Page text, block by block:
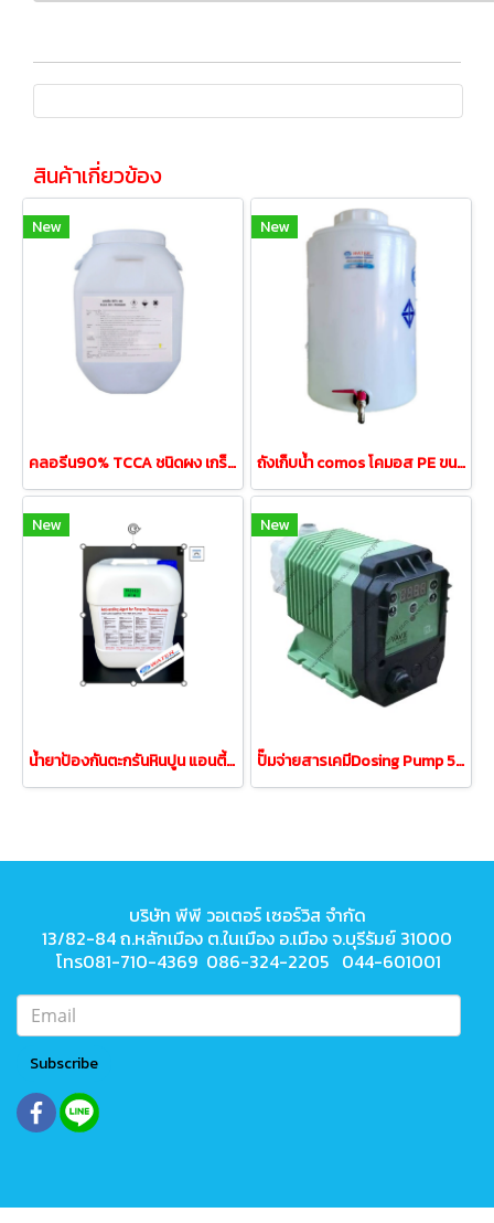
สินค้าเกี่ยวข้อง
New
คลอรีน90% TCCA ชนิดผง เกร็ดแบบเข้มข้น ขนาด 50 กิโลกรัม/1ถัง
New
ถังเก็บน้ำ comos โคมอส PE ขนาด 50 ลิตร สีขาว
New
น้ำยาป้องกันตะกรันหินปูน แอนตี้สเกลขนาด1ถัง/20 กิโล
New
ปั๊มจ่ายสารเคมีDosing Pump 5.3ลิตร/ชั่วโมง 3.8-6.0บาร์
บริษัท พีพี วอเตอร์ เซอร์วิส จำกัด
13/82-84 ถ.หลักเมือง ต.ในเมือง อ.เมือง จ.บุรีรัมย์ 31000
โทร081-710-4369 086-324-2205 044-601001
Subscribe